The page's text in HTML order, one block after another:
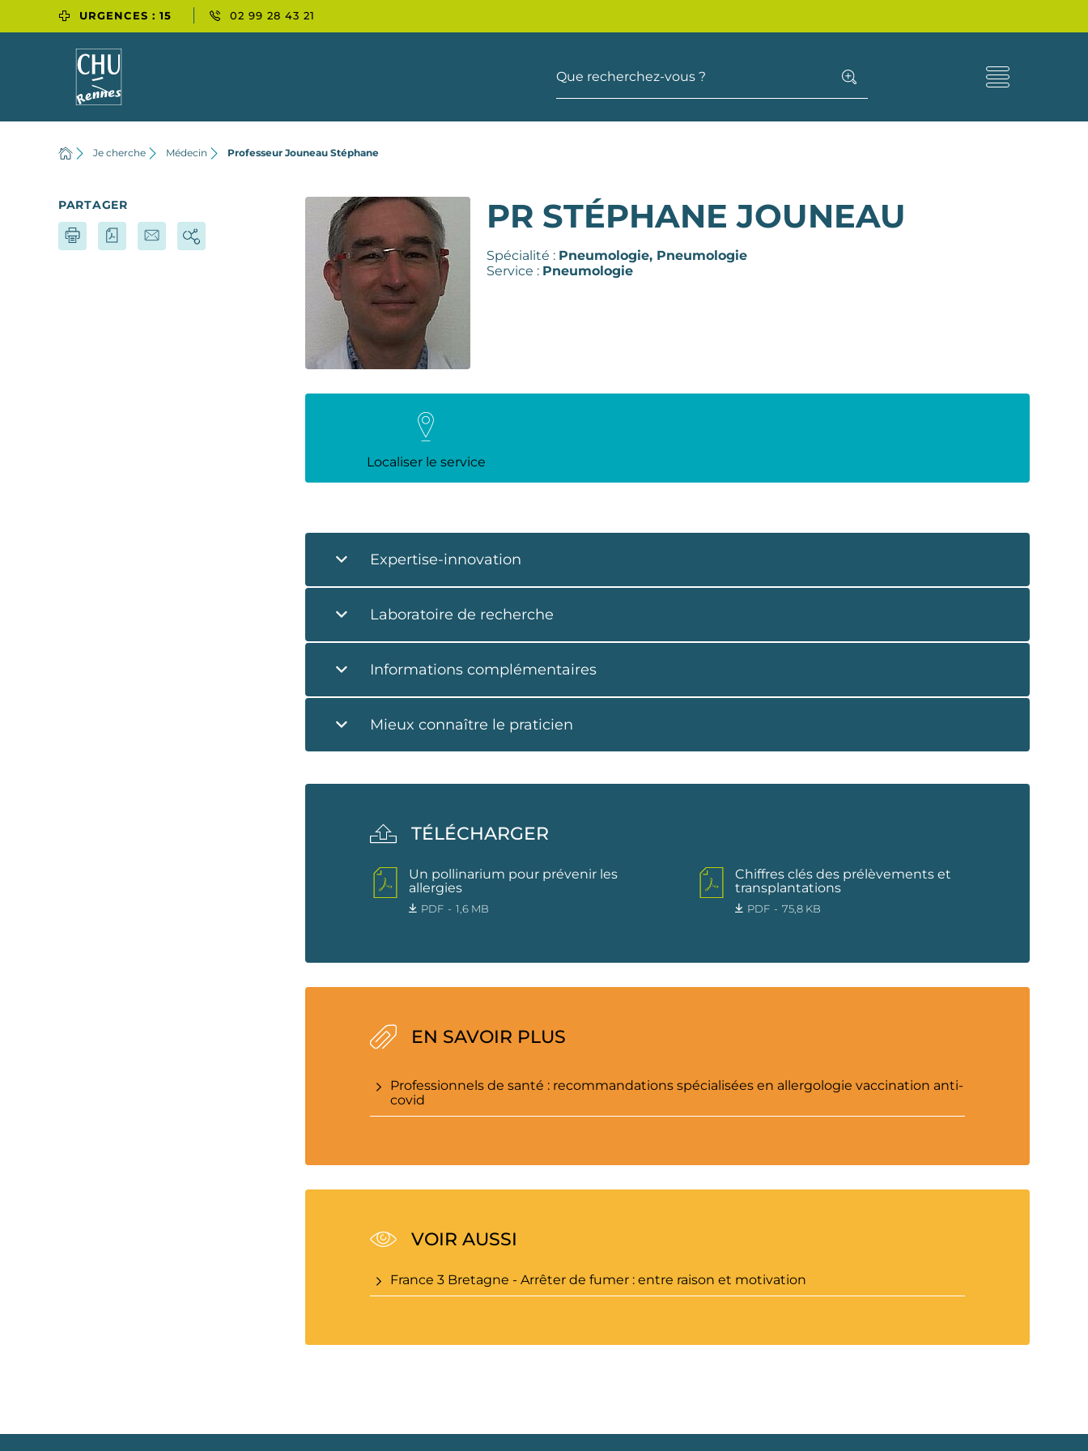
URGENCES : 15 02 99 28 43 21
Que recherchez-vous ?
Je cherche Médecin Professeur Jouneau Stéphane
PR STÉPHANE JOUNEAU
Spécialité : Pneumologie, Pneumologie
Service : Pneumologie
Localiser le service
Expertise-innovation
Laboratoire de recherche
Informations complémentaires
Mieux connaître le praticien
TÉLÉCHARGER
Un pollinarium pour prévenir les
allergies
PDF 1,6 MB
Chiffres clés des prélèvements et
transplantations
PDF 75,8 KB
EN SAVOIR PLUS
Professionnels de santé : recommandations spécialisées en allergologie vaccination anti-
covid
VOIR AUSSI
France 3 Bretagne - Arrêter de fumer : entre raison et motivation
PARTAGER